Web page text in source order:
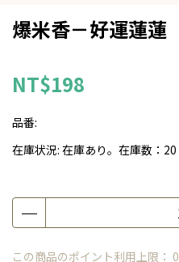
爆米香－好運蓮蓮
NT$198
品番:
在庫状況: 在庫あり。在庫数：20
この商品のポイント利用上限： 0